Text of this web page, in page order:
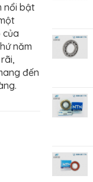
nổi bật
của
năm
đến